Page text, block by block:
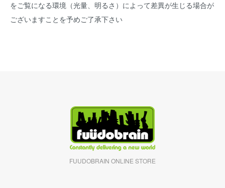
をご覧になる環境（光量、明るさ）によって差異が生じる場合が
ございますことを予めご了承下さい
FUUDOBRAIN ONLINE STORE